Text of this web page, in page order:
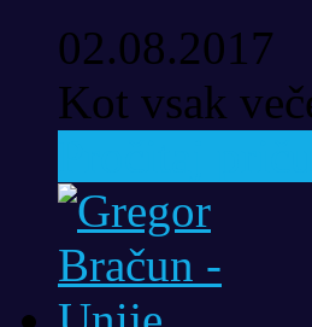
02.08.2017
Kot vsak